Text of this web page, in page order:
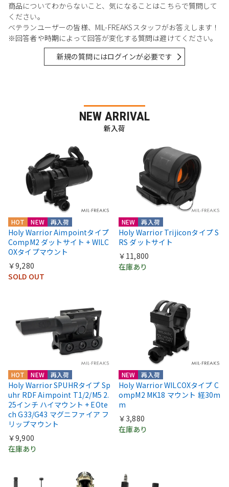
商品についてわからないこと、気になることはこちらで質問して
ください。
ベテランユーザーの皆様、MIL-FREAKSスタッフがお答えします！
※回答者や時期によって回答が変化する質問は避けてください。
新規の質問にはログインが必要です
NEW ARRIVAL
新入荷
HOT NEW 再入荷
Holy Warrior Aimpointタイプ
CompM2 ダットサイト + WILC
OXタイプマウント
￥9,280
SOLD OUT
NEW 再入荷
Holy Warrior Trijiconタイプ S
RS ダットサイト
￥11,800
在庫あり
HOT NEW 再入荷
Holy Warrior SPUHRタイプ Sp
uhr RDF Aimpoint T1/2/M5 2.
25インチ ハイマウント + EOte
ch G33/G43 マグニファイア フ
リップマウント
￥9,900
在庫あり
NEW 再入荷
Holy Warrior WILCOXタイプ C
ompM2 MK18 マウント 経30m
m
￥3,880
在庫あり